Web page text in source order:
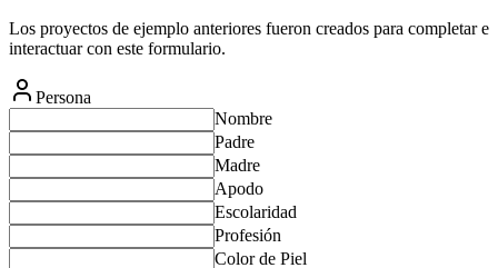
Los proyectos de ejemplo anteriores fueron creados para completar e
interactuar con este formulario.
Persona
Nombre
Padre
Madre
Apodo
Escolaridad
Profesión
Color de Piel